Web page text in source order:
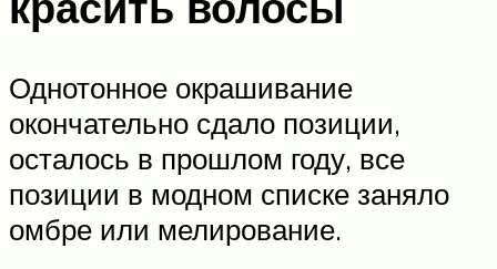
Однотонное окрашивание
окончательно сдало позиции,
осталось в прошлом году, все
позиции в модном списке заняло
омбре или мелирование.